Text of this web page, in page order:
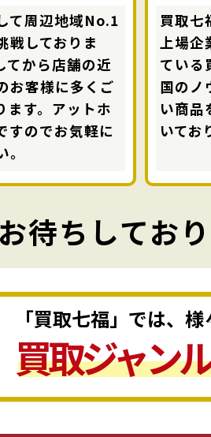
て周辺地域No.1
戦しておりま
てから店舗の近
お客様に多くご
ます。アットホ
すのでお気軽に
買取七
上場企
ている
国のノ
い商品
いてお
待ちしてお
「買取七福」では、様
買取ジャン